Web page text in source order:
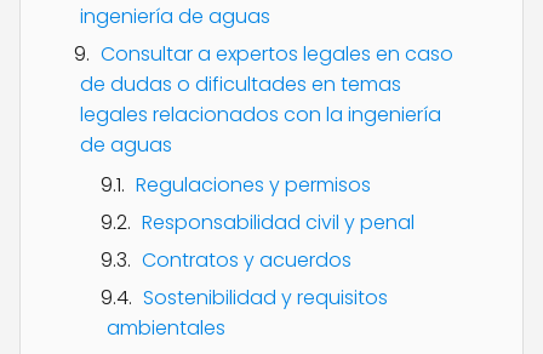
ingeniería de aguas
Consultar a expertos legales en caso
de dudas o dificultades en temas
legales relacionados con la ingeniería
de aguas
Regulaciones y permisos
Responsabilidad civil y penal
Contratos y acuerdos
Sostenibilidad y requisitos
ambientales